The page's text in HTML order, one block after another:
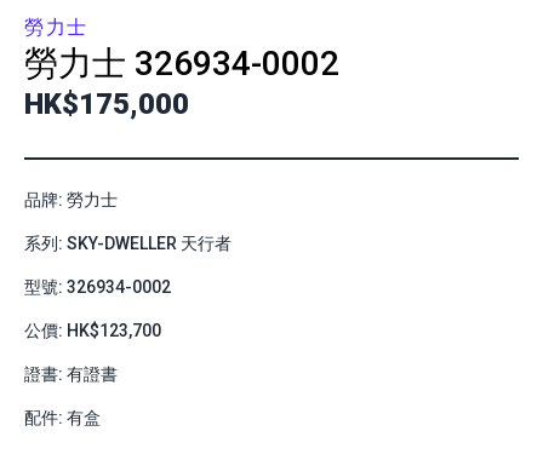
勞力士
勞力士 326934-0002
HK$175,000
品牌: 勞力士
系列: SKY-DWELLER 天行者
型號: 326934-0002
公價: HK$123,700
證書: 有證書
配件: 有盒